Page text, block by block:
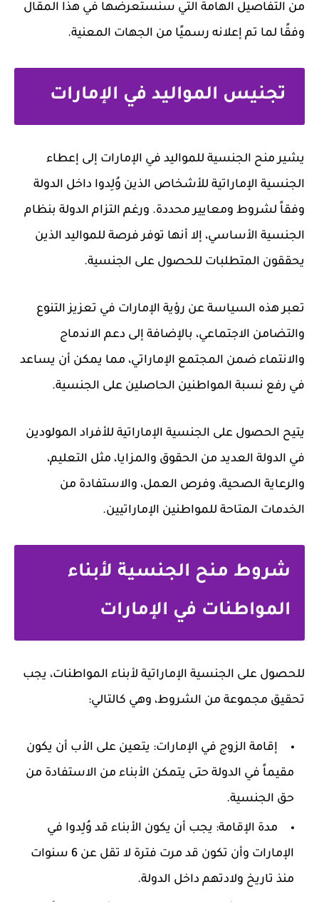
من التفاصيل الهامة التي سنستعرضها في هذا المقال
وفقًا لما تم إعلانه رسميًا من الجهات المعنية.
تجنيس المواليد في الإمارات
يشير منح الجنسية للمواليد في الإمارات إلى إعطاء
الجنسية الإماراتية للأشخاص الذين وُلِدوا داخل الدولة
وفقاً لشروط ومعايير محددة. ورغم التزام الدولة بنظام
الجنسية الأساسي، إلا أنها توفر فرصة للمواليد الذين
يحققون المتطلبات للحصول على الجنسية.
تعبر هذه السياسة عن رؤية الإمارات في تعزيز التنوع
والتضامن الاجتماعي، بالإضافة إلى دعم الاندماج
والانتماء ضمن المجتمع الإماراتي، مما يمكن أن يساعد
في رفع نسبة المواطنين الحاصلين على الجنسية.
يتيح الحصول على الجنسية الإماراتية للأفراد المولودين
في الدولة العديد من الحقوق والمزايا، مثل التعليم،
والرعاية الصحية، وفرص العمل، والاستفادة من
الخدمات المتاحة للمواطنين الإماراتيين.
شروط منح الجنسية لأبناء
المواطنات في الإمارات
للحصول على الجنسية الإماراتية لأبناء المواطنات، يجب
تحقيق مجموعة من الشروط، وهي كالتالي:
إقامة الزوج في الإمارات: يتعين على الأب أن يكون
مقيماً في الدولة حتى يتمكن الأبناء من الاستفادة من
حق الجنسية.
مدة الإقامة: يجب أن يكون الأبناء قد وُلِدوا في
الإمارات وأن تكون قد مرت فترة لا تقل عن 6 سنوات
منذ تاريخ ولادتهم داخل الدولة.